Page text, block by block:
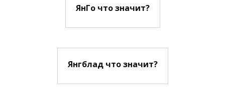
ЯнГо что значит?
Янгблад что значит?